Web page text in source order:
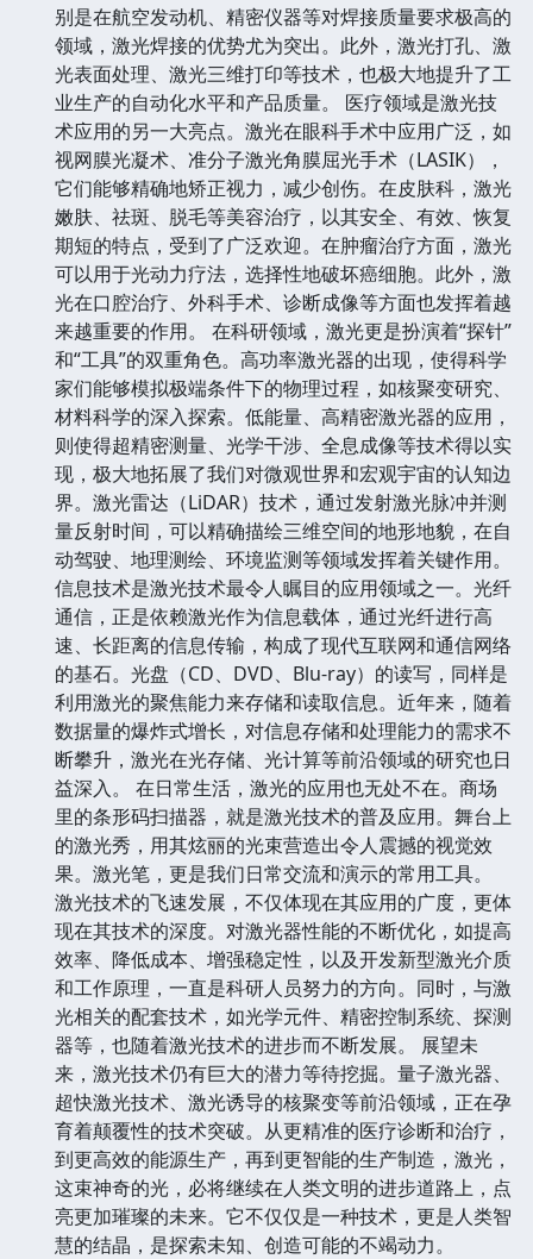
别是在航空发动机、精密仪器等对焊接质量要求极高的
领域，激光焊接的优势尤为突出。此外，激光打孔、激
光表面处理、激光三维打印等技术，也极大地提升了工
业生产的自动化水平和产品质量。 医疗领域是激光技
术应用的另一大亮点。激光在眼科手术中应用广泛，如
视网膜光凝术、准分子激光角膜屈光手术（LASIK），
它们能够精确地矫正视力，减少创伤。在皮肤科，激光
嫩肤、祛斑、脱毛等美容治疗，以其安全、有效、恢复
期短的特点，受到了广泛欢迎。在肿瘤治疗方面，激光
可以用于光动力疗法，选择性地破坏癌细胞。此外，激
光在口腔治疗、外科手术、诊断成像等方面也发挥着越
来越重要的作用。 在科研领域，激光更是扮演着“探针”
和“工具”的双重角色。高功率激光器的出现，使得科学
家们能够模拟极端条件下的物理过程，如核聚变研究、
材料科学的深入探索。低能量、高精密激光器的应用，
则使得超精密测量、光学干涉、全息成像等技术得以实
现，极大地拓展了我们对微观世界和宏观宇宙的认知边
界。激光雷达（LiDAR）技术，通过发射激光脉冲并测
量反射时间，可以精确描绘三维空间的地形地貌，在自
动驾驶、地理测绘、环境监测等领域发挥着关键作用。
信息技术是激光技术最令人瞩目的应用领域之一。光纤
通信，正是依赖激光作为信息载体，通过光纤进行高
速、长距离的信息传输，构成了现代互联网和通信网络
的基石。光盘（CD、DVD、Blu-ray）的读写，同样是
利用激光的聚焦能力来存储和读取信息。近年来，随着
数据量的爆炸式增长，对信息存储和处理能力的需求不
断攀升，激光在光存储、光计算等前沿领域的研究也日
益深入。 在日常生活，激光的应用也无处不在。商场
里的条形码扫描器，就是激光技术的普及应用。舞台上
的激光秀，用其炫丽的光束营造出令人震撼的视觉效
果。激光笔，更是我们日常交流和演示的常用工具。
激光技术的飞速发展，不仅体现在其应用的广度，更体
现在其技术的深度。对激光器性能的不断优化，如提高
效率、降低成本、增强稳定性，以及开发新型激光介质
和工作原理，一直是科研人员努力的方向。同时，与激
光相关的配套技术，如光学元件、精密控制系统、探测
器等，也随着激光技术的进步而不断发展。 展望未
来，激光技术仍有巨大的潜力等待挖掘。量子激光器、
超快激光技术、激光诱导的核聚变等前沿领域，正在孕
育着颠覆性的技术突破。从更精准的医疗诊断和治疗，
到更高效的能源生产，再到更智能的生产制造，激光，
这束神奇的光，必将继续在人类文明的进步道路上，点
亮更加璀璨的未来。它不仅仅是一种技术，更是人类智
慧的结晶，是探索未知、创造可能的不竭动力。